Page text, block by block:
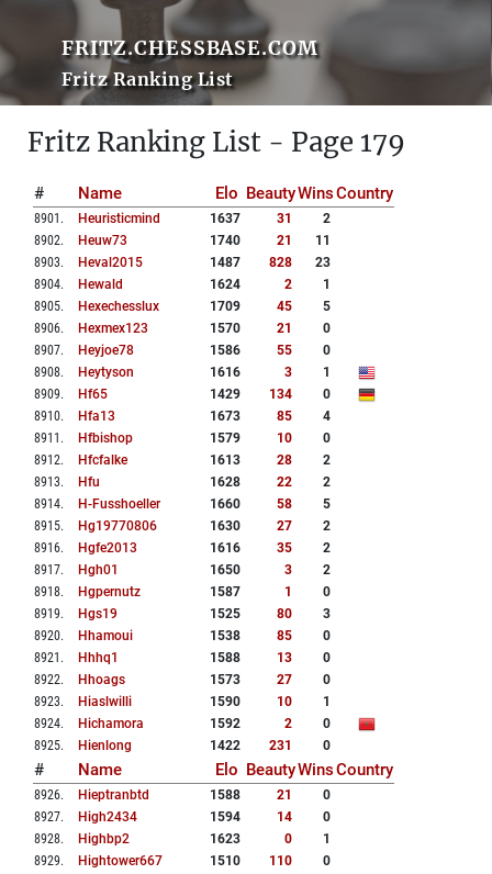
FRITZ.CHESSBASE.COM
Fritz Ranking List
Fritz Ranking List - Page 179
# Name Elo BeautyWinsCountry
8901 . Heuristicmind 1637 31
2
8902. Heuw73 1740 21
11
8903. Heval2015 1487 828
23
8904. Hewald 1624 2
1
8905. Hexechesslux 1709 45
5
8906. Hexmex123 1570 21
0
8907. Heyjoe78 1586 55
0
8908. Heytyson 1616 3
1
8909. Hf65 1429 134
0
8910. Hfa13 1673 85
4
8911 . Hfbishop 1579 10
0
8912. Hfcfalke 1613 28
2
8913. Hfu 1628 22
2
8914. H-Fusshoeller 1660 58
5
8915. Hg19770806 1630 27
2
8916. Hgfe2013 1616 35
2
8917. Hgh01 1650 3
2
8918. Hgpernutz 1587 1
0
8919. Hgs19 1525 80
3
8920. Hhamoui 1538 85
0
8921 . Hhhq1 1588 13
0
8922. Hhoags 1573 27
0
8923. Hiaslwilli 1590 10
1
8924. Hichamora 1592 2
0
8925. Hienlong 1422 231 0
# Name Elo BeautyWinsCountry
8926. Hieptranbtd 1588 21
0
8927. High2434 1594 14
0
8928. Highbp2 1623 0
1
8929. Hightower667 1510 110
0